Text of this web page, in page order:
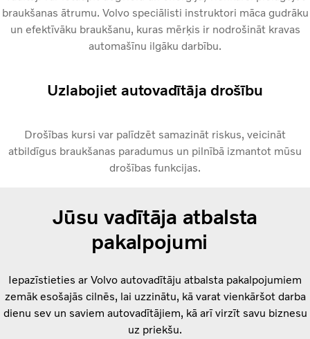
braukšanas ātrumu. Volvo speciālisti instruktori māca gudrāku
un efektīvāku braukšanu, kuras mērķis ir nodrošināt kravas
automašīnu ilgāku darbību.
Uzlabojiet autovadītāja drošību
Drošības kursi var palīdzēt samazināt riskus, veicināt
atbildīgus braukšanas paradumus un pilnībā izmantot mūsu
drošības funkcijas.
Jūsu vadītāja atbalsta
pakalpojumi
Iepazīstieties ar Volvo autovadītāju atbalsta pakalpojumiem
zemāk esošajās cilnēs, lai uzzinātu, kā varat vienkāršot darba
dienu sev un saviem autovadītājiem, kā arī virzīt savu biznesu
uz priekšu.